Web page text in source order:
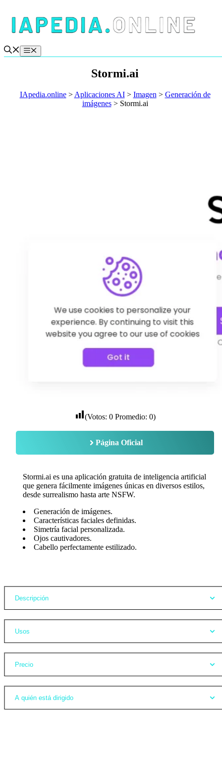
contenido
Menú
Stormi.ai
IApedia.online> Aplicaciones AI> Imagen > Generación de
imágenes> Stormi.ai
(Votos: 0Promedio: 0)
Página Oficial
Stormi.ai es una aplicación gratuita de inteligencia artificial
que genera fácilmente imágenes únicas en diversos estilos,
desde surrealismo hasta arte NSFW.
Generación de imágenes.
Características faciales definidas.
Simetría facial personalizada.
Ojos cautivadores.
Cabello perfectamente estilizado.
Descripción
Usos
Precio
A quién está dirigido